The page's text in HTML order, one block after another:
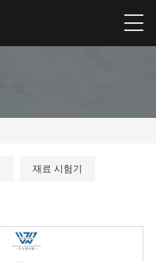
재료 시험기